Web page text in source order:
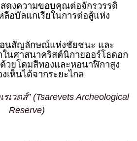
สดงความขอบคุณต่อจักรวรรดิ
ลือบัลแกเรียในการต่อสู้แห่ง
อนสัญลักษณ์แห่งชัยชนะ และ
นศาสนาคริสต์นิกายออร์โธดอก
วยโดมสีทองและหอนาฬิกาสูง
เห็นได้จากระยะไกล
เวตส์” (Tsarevets Archeological
Reserve)